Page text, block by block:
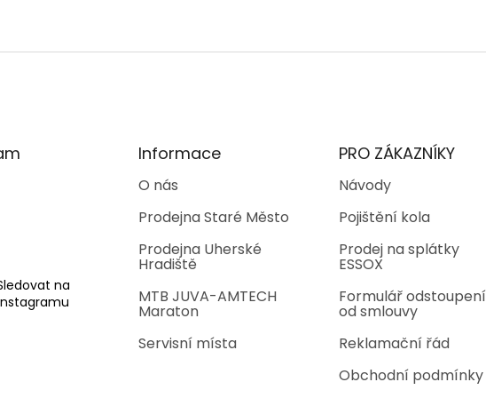
na
Informace
O nás
Prodejna Staré Město
Prodejna Uherské
Hradiště
MTB JUVA-AMTECH
Maraton
Servisní místa
PRO ZÁKAZNÍKY
Návody
Pojištění kola
Prodej na splátky
ESSOX
Formulář odstoupení
od smlouvy
Reklamační řád
Obchodní podmínky